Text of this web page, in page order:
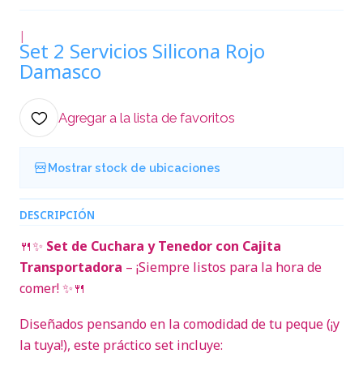
|
Set 2 Servicios Silicona Rojo
Damasco
Agregar a la lista de favoritos
Mostrar stock de ubicaciones
DESCRIPCIÓN
🍴✨ Set de Cuchara y Tenedor con Cajita
Transportadora – ¡Siempre listos para la hora de
comer! ✨🍴
Diseñados pensando en la comodidad de tu peque (¡y
la tuya!), este práctico set incluye: